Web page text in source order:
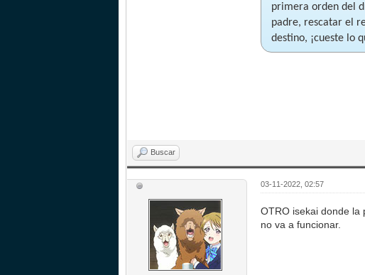
primera orden del
padre, rescatar el
destino, ¡cueste lo
Buscar
03-11-2022, 02:57
OTRO isekai donde la
no va a funcionar.